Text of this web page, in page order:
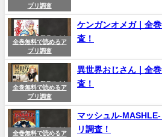
プリ調査
全巻無料で読めるア
プリ調査
ケンガンオメガ｜全
査！
全巻無料で読めるア
プリ調査
異世界おじさん｜全
査！
全巻無料で読めるア
マッシュル-
リ調査！